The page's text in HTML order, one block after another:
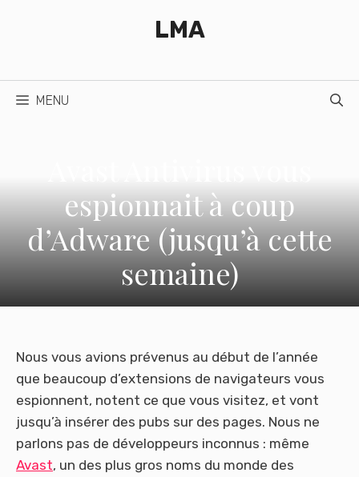
LMA
MENU
espionnait à coup
d’Adware (jusqu’à cette
semaine)
Nous vous avions prévenus au début de l’année
que beaucoup d’extensions de navigateurs vous
espionnent, notent ce que vous visitez, et vont
jusqu’à insérer des pubs sur des pages. Nous ne
parlons pas de développeurs inconnus : même
Avast, un des plus gros noms du monde des